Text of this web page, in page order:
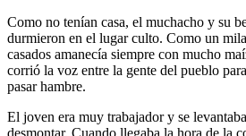
Como no tenían casa, el muchacho y su
durmieron en el lugar culto. Como un
casados amanecía siempre con mucho
corrió la voz entre la gente del pueblo
pasar hambre.
El joven era muy trabajador y se
desmontar. Cuando llegaba la hora de la